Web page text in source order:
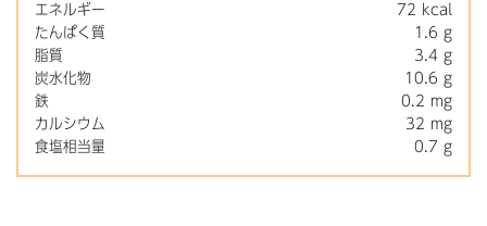
エネルギー
72 kcal
たんぱく質
1.6 g
脂質
3.4 g
炭水化物
10.6 g
鉄
0.2 mg
カルシウム
32 mg
食塩相当量
0.7 g